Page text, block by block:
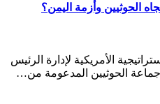
الحوثيين وأزمة اليمن؟
الحوثيين المدعومة من…